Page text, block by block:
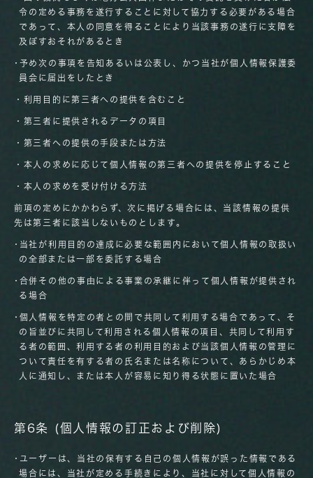
令の定める事務を遂行することに対して協力する必要がある場合
であって、本人の同意を得ることにより当該事務の遂行に支障を
及ぼすおそれがあるとき
･予め次の事項を告知あるいは公表し、かつ当社が個人情報保護委
員会に届出をしたとき
・利用目的に第三者への提供を含むこと
・第三者に提供されるデータの項目
・第三者への提供の手段または方法
・本人の求めに応じて個人情報の第三者への提供を停止すること
・本人の求めを受け付ける方法
前項の定めにかかわらず、次に掲げる場合には、当該情報の提供
先は第三者に該当しないものとします。
･当社が利用目的の達成に必要な範囲内において個人情報の取扱い
の全部または一部を委託する場合
･合併その他の事由による事業の承継に伴って個人情報が提供され
る場合
･個人情報を特定の者との間で共同して利用する場合であって、そ
の旨並びに共同して利用される個人情報の項目、共同して利用す
る者の範囲、利用する者の利用目的および当該個人情報の管理に
ついて責任を有する者の氏名または名称について、あらかじめ本
人に通知し、または本人が容易に知り得る状態に置いた場合
第6条 (個人情報の訂正および削除)
･ユーザーは、当社の保有する自己の個人情報が誤った情報である
場合には、当社が定める手続きにより、当社に対して個人情報の